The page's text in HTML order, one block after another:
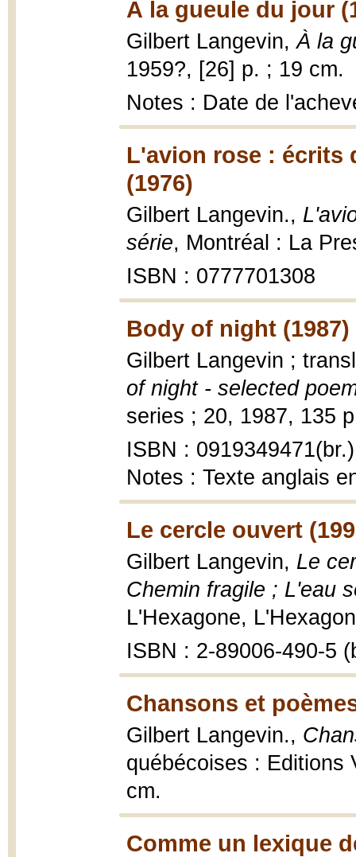
À la gueule du jour
Gilbert Langevin,À la
1959?, [26] p. ; 19 cm.
Notes : Date de
L'avion rose : écrits
(1976)
Gilbert Langevin.,
série, Montréal : La
ISBN : 0777701308
Body of night (1987)
Gilbert Langevin ;
of night - selected
series ; 20, 1987, 135
ISBN :
Notes : Texte anglais
Le cercle ouvert
Gilbert Langevin, Le
Chemin fragile ; L'eau
L'Hexagone,
ISBN : 2-89006-490-5
Chansons et
Gilbert Langevin.,
québécoises : Editions
cm.
Comme un lexique